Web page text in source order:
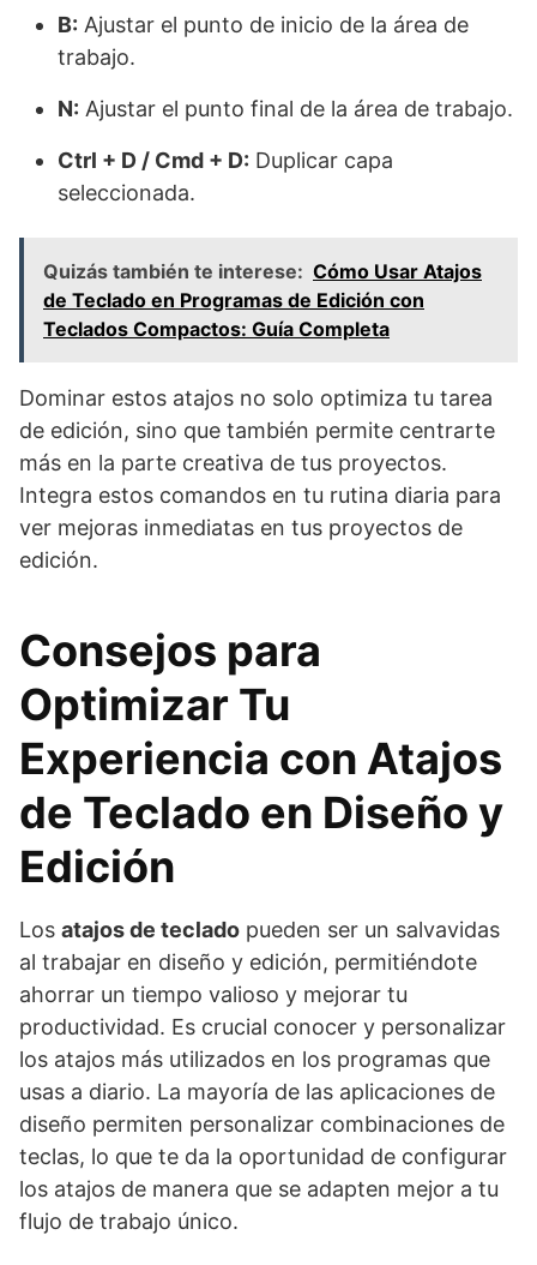
B: Ajustar el punto de inicio de la área de
trabajo.
N: Ajustar el punto final de la área de trabajo.
Ctrl + D / Cmd + D: Duplicar capa
seleccionada.
Quizás también te interese: Cómo Usar Atajos
de Teclado en Programas de Edición con
Teclados Compactos: Guía Completa
Dominar estos atajos no solo optimiza tu tarea
de edición, sino que también permite centrarte
más en la parte creativa de tus proyectos.
Integra estos comandos en tu rutina diaria para
ver mejoras inmediatas en tus proyectos de
edición.
Consejos para
Optimizar Tu
Experiencia con Atajos
de Teclado en Diseño y
Edición
Los atajos de teclado pueden ser un salvavidas
al trabajar en diseño y edición, permitiéndote
ahorrar un tiempo valioso y mejorar tu
productividad. Es crucial conocer y personalizar
los atajos más utilizados en los programas que
usas a diario. La mayoría de las aplicaciones de
diseño permiten personalizar combinaciones de
teclas, lo que te da la oportunidad de configurar
los atajos de manera que se adapten mejor a tu
flujo de trabajo único.